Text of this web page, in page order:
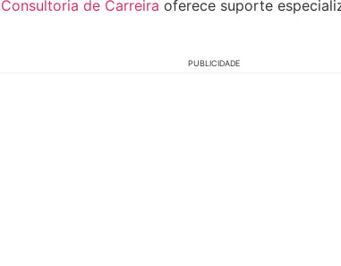
Consultoria de Carreira oferece suporte
PUBLICIDADE